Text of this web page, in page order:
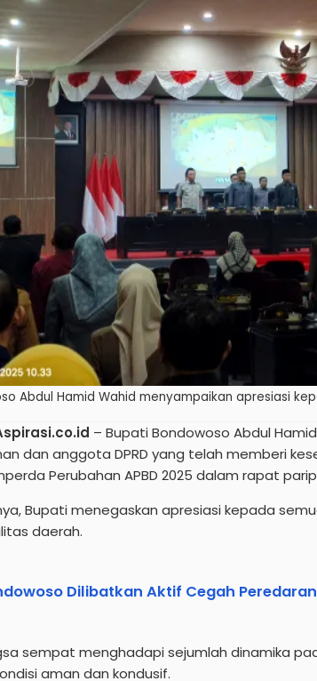
Abdul Hamid Wahid menyampaikan apresiasi
– Bupati Bondowoso Abdul
dan anggota DPRD yang telah memberi
Perubahan APBD 2025 dalam rapat
Bupati menegaskan apresiasi kepada
daerah.
Dilibatkan Aktif Cegah
sempat menghadapi sejumlah dinamika
aman dan kondusif.